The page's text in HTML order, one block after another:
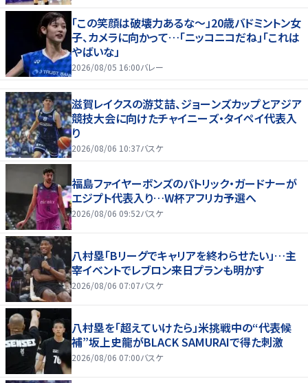
「この笑顔は破壊力あるな〜」20歳バドミントン女
子、カメラに向かって…「ニッコニコだね」「これは
やばいな」
2026/08/05 16:00バレー
滋賀レイクスの游艾喆、ジョーンズカップとアジア
競技大会に向けたチャイニーズ・タイペイ代表入
り
2026/08/06 10:37バスケ
福島ファイヤーボンズのパトリック・ガードナーが
エジプト代表入り…W杯アフリカ予選へ
2026/08/06 09:52バスケ
八村塁「Bリーグでキャリアを終わらせたい」…主
宰イベントでレブロン来日プランも明かす
2026/08/06 07:07バスケ
八村塁を「超えていけたら」米挑戦中の“代表候
補”坂上史龍がBLACK SAMURAIで得た刺激
2026/08/06 07:00バスケ